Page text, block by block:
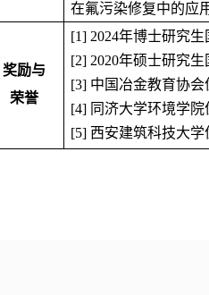
在氟污染修复中的应
奖励与
荣誉
[1] 2024年博士研究生
[2] 2020年硕士研究生
[3] 中国冶金教育协
[4] 同济大学环境学
[5] 西安建筑科技大